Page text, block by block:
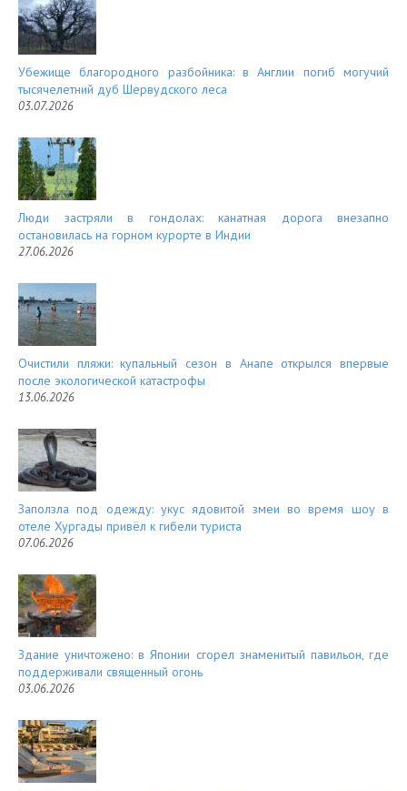
Убежище благородного разбойника: в Англии погиб могучий
тысячелетний дуб Шервудского леса
03.07.2026
Люди застряли в гондолах: канатная дорога внезапно
остановилась на горном курорте в Индии
27.06.2026
Очистили пляжи: купальный сезон в Анапе открылся впервые
после экологической катастрофы
13.06.2026
Заползла под одежду: укус ядовитой змеи во время шоу в
отеле Хургады привёл к гибели туриста
07.06.2026
Здание уничтожено: в Японии сгорел знаменитый павильон, где
поддерживали священный огонь
03.06.2026